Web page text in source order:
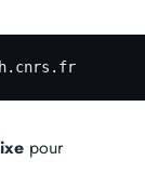
pour